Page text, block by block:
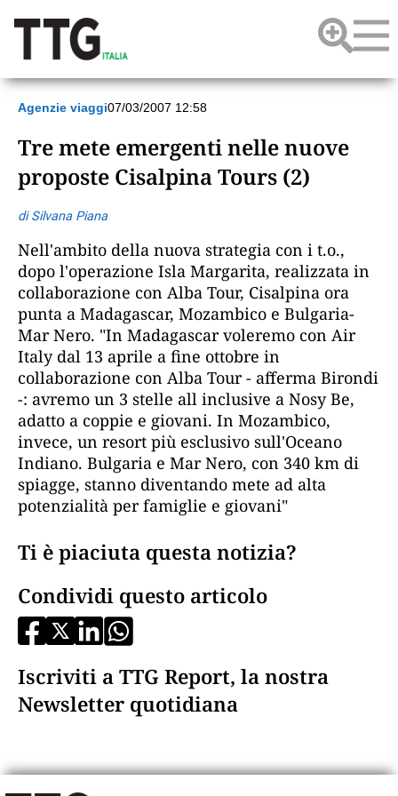
Agenzie viaggi07/03/2007 12:58
Tre mete emergenti nelle nuove
proposte Cisalpina Tours (2)
di Silvana Piana
Nell'ambito della nuova strategia con i t.o.,
dopo l'operazione Isla Margarita, realizzata in
collaborazione con Alba Tour, Cisalpina ora
punta a Madagascar, Mozambico e Bulgaria-
Mar Nero. "In Madagascar voleremo con Air
Italy dal 13 aprile a fine ottobre in
collaborazione con Alba Tour - afferma Birondi
-: avremo un 3 stelle all inclusive a Nosy Be,
adatto a coppie e giovani. In Mozambico,
invece, un resort più esclusivo sull'Oceano
Indiano. Bulgaria e Mar Nero, con 340 km di
spiagge, stanno diventando mete ad alta
potenzialità per famiglie e giovani"
Ti è piaciuta questa notizia?
Condividi questo articolo
Iscriviti a TTG Report, la nostra
Newsletter quotidiana